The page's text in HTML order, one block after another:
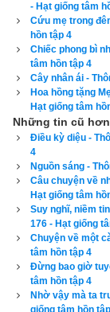
tính năng cơ
chi, lịch tiết khí
ngày theo Ngọc
mà còn có
xung khắc với
theo Lục Diệu ,
trực), Bành Tổ
chọn hướng tốt
Quỷ Cốc Tử,
được độc giả
nay. Phiên bản
không những
chính xác và chi
được ngày tốt,
để cảm nhận sự
- Hạt giống tâm
Cứu mẹ trong
hồn tập 4
Chiếc phong bì
tâm hồn tập 4
Cây nhân ái -
Hoa hồng tặng
Hạt giống tâm
Những tin cũ hơn
Điều kỳ diệu -
4
Nguồn sáng -
Câu chuyện về
Hạt giống tâm
Suy nghĩ, niềm
176 - Hạt giống
Chuyện về một
tâm hồn tập 4
Đừng bao giờ
tâm hồn tập 4
Nhờ vậy mà ta